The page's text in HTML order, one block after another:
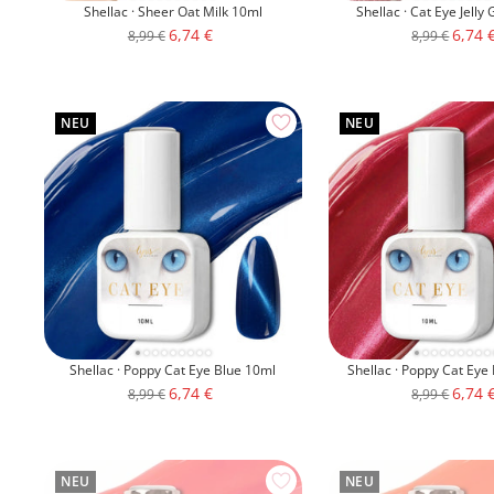
Shellac · Sheer Oat Milk 10ml
Angebotspreis
6,74 €
Regulärer
8,99 €
Shellac · Cat Eye Jelly
6,74
Regulärer
8,99 €
NEU
Shellac · Poppy Cat Eye Blue 10ml
Angebotspreis
6,74 €
Regulärer
8,99 €
NEU
Shellac · Poppy Cat
6,74
Regulärer
8,99 €
NEU
NEU